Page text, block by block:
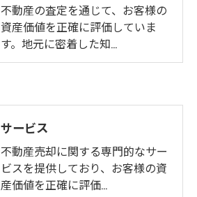
不動産の査定を通じて、お客様の
資産価値を正確に評価していま
す。地元に密着した知…
サービス
不動産売却に関する専門的なサー
ビスを提供しており、お客様の資
産価値を正確に評価…